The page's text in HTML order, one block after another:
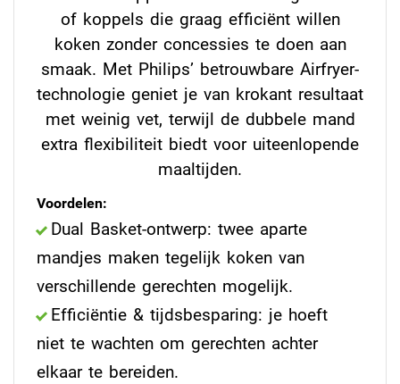
of koppels die graag efficiënt willen
koken zonder concessies te doen aan
smaak. Met Philips’ betrouwbare Airfryer-
technologie geniet je van krokant resultaat
met weinig vet, terwijl de dubbele mand
extra flexibiliteit biedt voor uiteenlopende
maaltijden.
Voordelen:
Dual Basket-ontwerp: twee aparte
mandjes maken tegelijk koken van
verschillende gerechten mogelijk.
Efficiëntie & tijdsbesparing: je hoeft
niet te wachten om gerechten achter
elkaar te bereiden.